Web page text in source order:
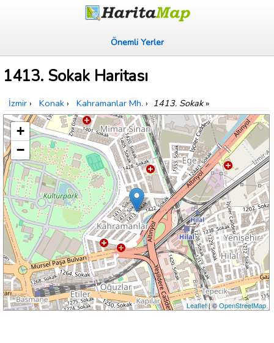
Önemli Yerler
1413. Sokak Haritası
İzmir › Konak › Kahramanlar Mh. › 1413. Sokak»
+
−
Leaflet| ©OpenStreetMap